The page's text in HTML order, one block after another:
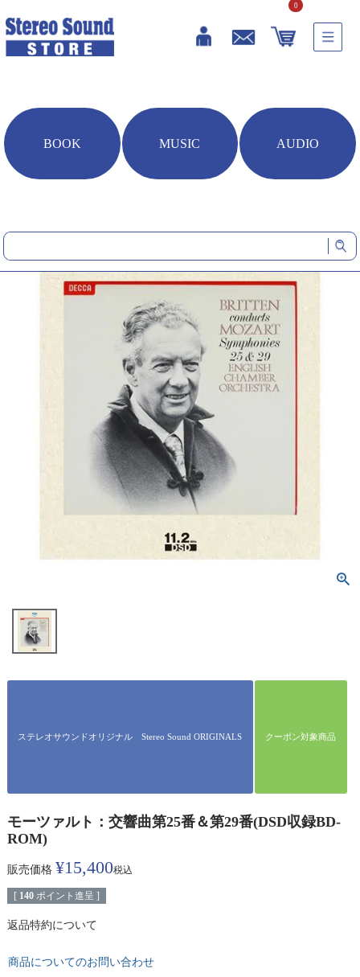
0
BOOK MUSIC AUDIO
ステレオサウンドオリジナル Stereo Sound ORIGINALS クーポン対象商品
モーツァルト：交響曲第25番＆第29番(DSD収録BD-
ROM)
販売価格 ¥15,400税込
[ 140 ポイント進呈 ]
返品特約について
商品についてのお問い合わせ